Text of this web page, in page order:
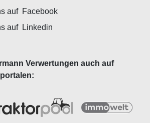
auf Facebook
auf
Linkedin
Verwertungen auch auf